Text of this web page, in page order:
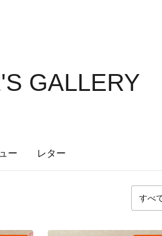
GALLERY
ー レター